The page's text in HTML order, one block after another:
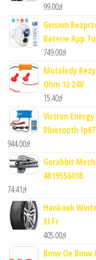
99.00zł
Gvision
Baterie App
749.00zł
Motoledy
Ohm 12 24V
15.40zł
Victron
Bluetooth Ip67
944.00zł
Gorabbit
4B1955603B
74.41zł
Hankook
Xl Fr
405.00zł
Bmw Oe Bmw